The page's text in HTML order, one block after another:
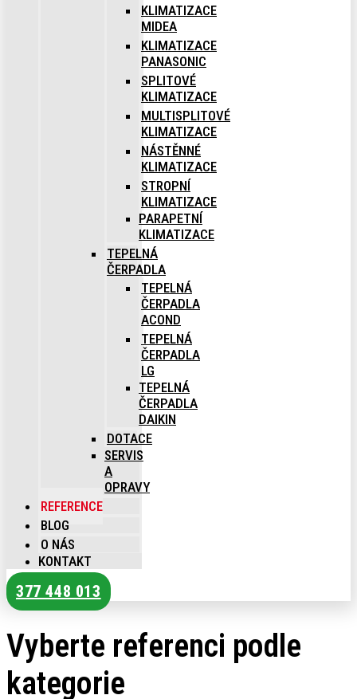
KLIMATIZACE
MIDEA
KLIMATIZACE
PANASONIC
SPLITOVÉ
KLIMATIZACE
MULTISPLITOVÉ
KLIMATIZACE
NÁSTĚNNÉ
KLIMATIZACE
STROPNÍ
KLIMATIZACE
PARAPETNÍ
KLIMATIZACE
TEPELNÁ
ČERPADLA
TEPELNÁ
ČERPADLA
ACOND
TEPELNÁ
ČERPADLA
LG
TEPELNÁ
ČERPADLA
DAIKIN
DOTACE
SERVIS
A
OPRAVY
REFERENCE
BLOG
O NÁS
KONTAKT
377 448 013
Vyberte referenci podle
kategorie